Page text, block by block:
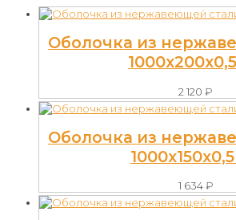
Оболочка из
2 120 ₽
Оболочка из
1 634₽